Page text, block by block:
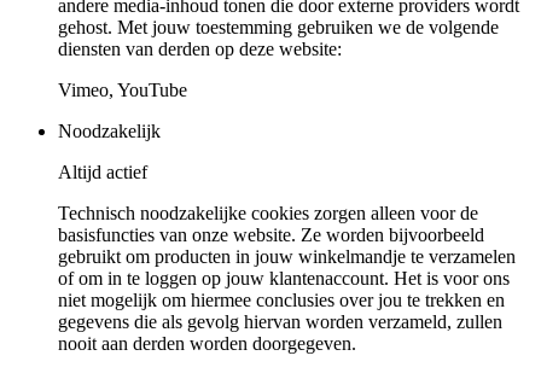
andere media-inhoud tonen die door externe providers wordt
gehost. Met jouw toestemming gebruiken we de volgende
diensten van derden op deze website:
Vimeo, YouTube
Noodzakelijk
Altijd actief
Technisch noodzakelijke cookies zorgen alleen voor de
basisfuncties van onze website. Ze worden bijvoorbeeld
gebruikt om producten in jouw winkelmandje te verzamelen
of om in te loggen op jouw klantenaccount. Het is voor ons
niet mogelijk om hiermee conclusies over jou te trekken en
gegevens die als gevolg hiervan worden verzameld, zullen
nooit aan derden worden doorgegeven.